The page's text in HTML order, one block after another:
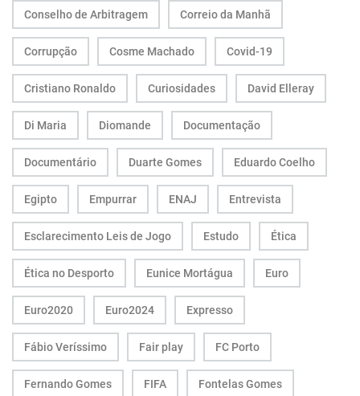
Conselho de Arbitragem Correio da Manhã
Corrupção Cosme Machado Covid-19
Cristiano Ronaldo Curiosidades David Elleray
Di Maria Diomande Documentação
Documentário Duarte Gomes Eduardo Coelho
Egipto Empurrar ENAJ Entrevista
Esclarecimento Leis de Jogo Estudo Ética
Ética no Desporto Eunice Mortágua Euro
Euro2020 Euro2024 Expresso
Fábio Veríssimo Fair play FC Porto
Fernando Gomes FIFA Fontelas Gomes